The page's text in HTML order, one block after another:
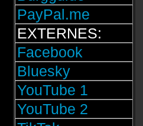
PayPal.me
EXTERNES:
Facebook
Bluesky
YouTube 1
YouTube 2